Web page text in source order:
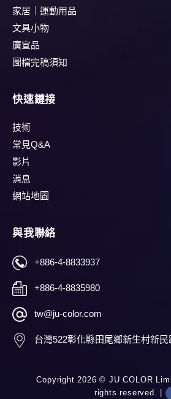
家居｜運動用品
文具小物
廣宣品
圖檔完稿須知
快速鏈接
技術
常見Q&A
影片
消息
網站地圖
與我聯絡
+886-4-8833937
+886-4-8835980
tw@ju-color.com
台灣522彰化縣田尾鄉新生村新民
Copyright 2026 ©JU COLOR
rights reserved. |